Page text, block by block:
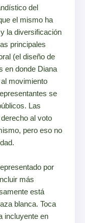
del
el mismo ha
la diversificación
principales
(el diseño de
en donde Diana
movimiento
se
Las
al voto
pero eso no
por
más
está
blanca. Toca
incluyente en